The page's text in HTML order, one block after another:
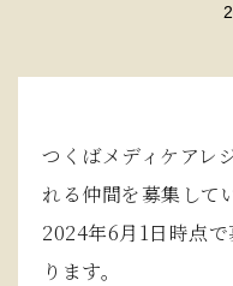
つくばメディケアレ
れる仲間を募集して
2024年6月1日時点
ります。